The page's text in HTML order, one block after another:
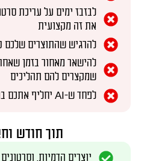
לבזבז ימים על עריכת
את זה מקצועית
להרגיש שהתוצרים שלכם
להישאר מאחור בזמן
שמקצרים להם תהליכים
לפחד ש-AI יחליף אתכם במקום לתת לכם יתרון
תוך חודש
יוצרים הדמיות, וסרטונים